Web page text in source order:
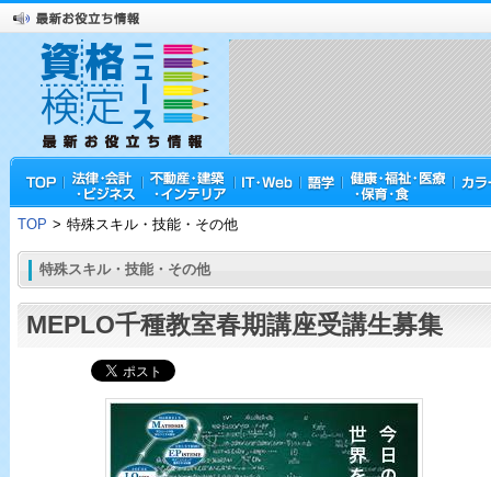
TOP > 特殊スキル・技能・その他
特殊スキル・技能・その他
MEPLO千種教室春期講座受講生募集